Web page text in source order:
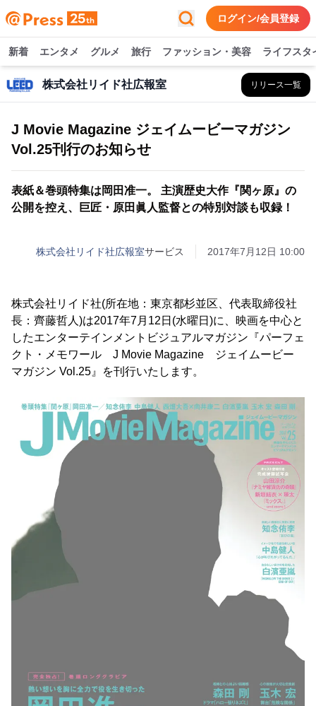
ログイン/会員登録
新着 エンタメ グルメ 旅行 ファッション・美容 ライフスタ
株式会社リイド社広報室 リリース一覧
J Movie Magazine ジェイムービーマガジン
Vol.25刊行のお知らせ
表紙＆巻頭特集は岡田准一。 主演歴史大作『関ヶ原』の
公開を控え、巨匠・原田眞人監督との特別対談も収録！
株式会社リイド社広報室サービス 2017年7月12日 10:00
株式会社リイド社(所在地：東京都杉並区、代表取締役社
長：齊藤哲人)は2017年7月12日(水曜日)に、映画を中心と
したエンターテインメントビジュアルマガジン『パーフェ
クト・メモワール J Movie Magazine ジェイムービー
マガジン Vol.25』を刊行いたします。